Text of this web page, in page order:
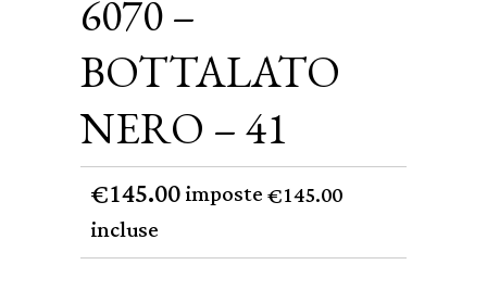
6070 –
BOTTALATO
NERO – 41
€145.00imposte€145.00
incluse